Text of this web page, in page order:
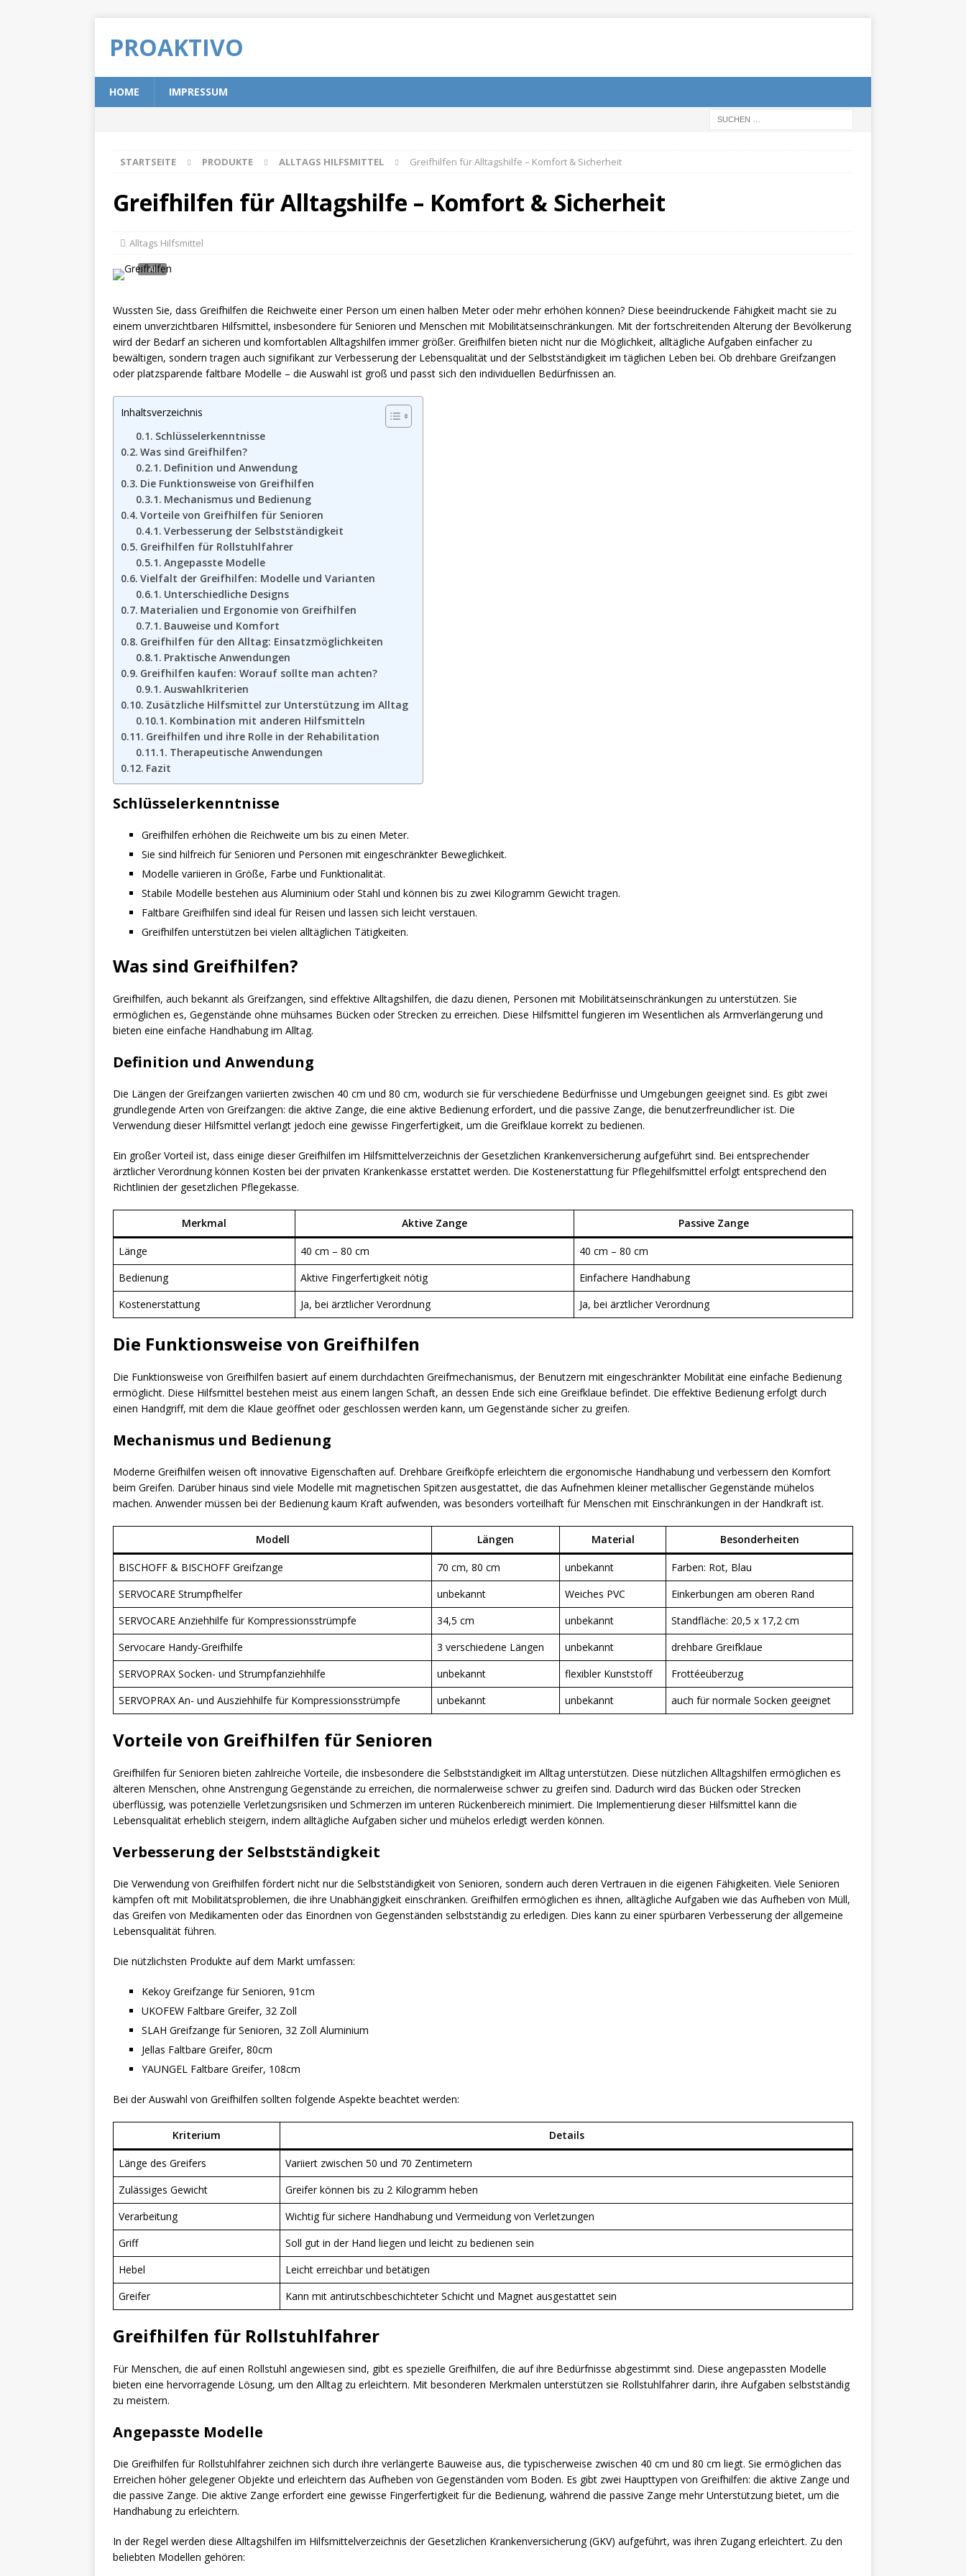
PROAKTIVO
HOME IMPRESSUM
STARTSEITE PRODUKTE ALLTAGS HILFSMITTEL Greifhilfen für Alltagshilfe – Komfort & Sicherheit
Greifhilfen für Alltagshilfe – Komfort & Sicherheit
Alltags Hilfsmittel
Wussten Sie, dass Greifhilfen die Reichweite einer Person um einen halben Meter oder mehr erhöhen können? Diese beeindruckende Fähigkeit macht sie zu
einem unverzichtbaren Hilfsmittel, insbesondere für Senioren und Menschen mit Mobilitätseinschränkungen. Mit der fortschreitenden Alterung der Bevölkerung
wird der Bedarf an sicheren und komfortablen Alltagshilfen immer größer. Greifhilfen bieten nicht nur die Möglichkeit, alltägliche Aufgaben einfacher zu
bewältigen, sondern tragen auch signifikant zur Verbesserung der Lebensqualität und der Selbstständigkeit im täglichen Leben bei. Ob drehbare Greifzangen
oder platzsparende faltbare Modelle – die Auswahl ist groß und passt sich den individuellen Bedürfnissen an.
Inhaltsverzeichnis
Schlüsselerkenntnisse
Was sind Greifhilfen?
Definition und Anwendung
Die Funktionsweise von Greifhilfen
Mechanismus und Bedienung
Vorteile von Greifhilfen für Senioren
Verbesserung der Selbstständigkeit
Greifhilfen für Rollstuhlfahrer
Angepasste Modelle
Vielfalt der Greifhilfen: Modelle und Varianten
Unterschiedliche Designs
Materialien und Ergonomie von Greifhilfen
Bauweise und Komfort
Greifhilfen für den Alltag: Einsatzmöglichkeiten
Praktische Anwendungen
Greifhilfen kaufen: Worauf sollte man achten?
Auswahlkriterien
Zusätzliche Hilfsmittel zur Unterstützung im Alltag
Kombination mit anderen Hilfsmitteln
Greifhilfen und ihre Rolle in der Rehabilitation
Therapeutische Anwendungen
Fazit
Schlüsselerkenntnisse
Greifhilfen erhöhen die Reichweite um bis zu einen Meter.
Sie sind hilfreich für Senioren und Personen mit eingeschränkter Beweglichkeit.
Modelle variieren in Größe, Farbe und Funktionalität.
Stabile Modelle bestehen aus Aluminium oder Stahl und können bis zu zwei Kilogramm Gewicht tragen.
Faltbare Greifhilfen sind ideal für Reisen und lassen sich leicht verstauen.
Greifhilfen unterstützen bei vielen alltäglichen Tätigkeiten.
Was sind Greifhilfen?
Greifhilfen, auch bekannt als Greifzangen, sind effektive Alltagshilfen, die dazu dienen, Personen mit Mobilitätseinschränkungen zu unterstützen. Sie
ermöglichen es, Gegenstände ohne mühsames Bücken oder Strecken zu erreichen. Diese Hilfsmittel fungieren im Wesentlichen als Armverlängerung und
bieten eine einfache Handhabung im Alltag.
Definition und Anwendung
Die Längen der Greifzangen variierten zwischen 40 cm und 80 cm, wodurch sie für verschiedene Bedürfnisse und Umgebungen geeignet sind. Es gibt zwei
grundlegende Arten von Greifzangen: die aktive Zange, die eine aktive Bedienung erfordert, und die passive Zange, die benutzerfreundlicher ist. Die
Verwendung dieser Hilfsmittel verlangt jedoch eine gewisse Fingerfertigkeit, um die Greifklaue korrekt zu bedienen.
Ein großer Vorteil ist, dass einige dieser Greifhilfen im Hilfsmittelverzeichnis der Gesetzlichen Krankenversicherung aufgeführt sind. Bei entsprechender
ärztlicher Verordnung können Kosten bei der privaten Krankenkasse erstattet werden. Die Kostenerstattung für Pflegehilfsmittel erfolgt entsprechend den
Richtlinien der gesetzlichen Pflegekasse.
Merkmal Aktive Zange Passive Zange
Länge 40 cm – 80 cm
40 cm – 80 cm
Bedienung
Aktive Fingerfertigkeit nötig
Einfachere Handhabung
Kostenerstattung
Ja, bei ärztlicher Verordnung Ja, bei ärztlicher Verordnung
Die Funktionsweise von Greifhilfen
Die Funktionsweise von Greifhilfen basiert auf einem durchdachten Greifmechanismus, der Benutzern mit eingeschränkter Mobilität eine einfache Bedienung
ermöglicht. Diese Hilfsmittel bestehen meist aus einem langen Schaft, an dessen Ende sich eine Greifklaue befindet. Die effektive Bedienung erfolgt durch
einen Handgriff, mit dem die Klaue geöffnet oder geschlossen werden kann, um Gegenstände sicher zu greifen.
Mechanismus und Bedienung
Moderne Greifhilfen weisen oft innovative Eigenschaften auf. Drehbare Greifköpfe erleichtern die ergonomische Handhabung und verbessern den Komfort
beim Greifen. Darüber hinaus sind viele Modelle mit magnetischen Spitzen ausgestattet, die das Aufnehmen kleiner metallischer Gegenstände mühelos
machen. Anwender müssen bei der Bedienung kaum Kraft aufwenden, was besonders vorteilhaft für Menschen mit Einschränkungen in der Handkraft ist.
Modell Längen Material Besonderheiten
BISCHOFF & BISCHOFF Greifzange 70 cm, 80 cm unbekannt
Farben: Rot, Blau
SERVOCARE Strumpfhelfer
unbekannt Weiches PVC
Einkerbungen am oberen Rand
SERVOCARE Anziehhilfe für Kompressionsstrümpfe
34,5 cm unbekannt
Standfläche: 20,5 x 17,2 cm
Servocare Handy-Greifhilfe
3 verschiedene Längen unbekannt
drehbare Greifklaue
SERVOPRAX Socken- und Strumpfanziehhilfe
unbekannt flexibler Kunststoff
Frottéeüberzug
SERVOPRAX An- und Ausziehhilfe für Kompressionsstrümpfe
unbekannt unbekannt auch für normale Socken geeignet
Vorteile von Greifhilfen für Senioren
Greifhilfen für Senioren bieten zahlreiche Vorteile, die insbesondere die Selbstständigkeit im Alltag unterstützen. Diese nützlichen Alltagshilfen ermöglichen es
älteren Menschen, ohne Anstrengung Gegenstände zu erreichen, die normalerweise schwer zu greifen sind. Dadurch wird das Bücken oder Strecken
überflüssig, was potenzielle Verletzungsrisiken und Schmerzen im unteren Rückenbereich minimiert. Die Implementierung dieser Hilfsmittel kann die
Lebensqualität erheblich steigern, indem alltägliche Aufgaben sicher und mühelos erledigt werden können.
Verbesserung der Selbstständigkeit
Die Verwendung von Greifhilfen fördert nicht nur die Selbstständigkeit von Senioren, sondern auch deren Vertrauen in die eigenen Fähigkeiten. Viele Senioren
kämpfen oft mit Mobilitätsproblemen, die ihre Unabhängigkeit einschränken. Greifhilfen ermöglichen es ihnen, alltägliche Aufgaben wie das Aufheben von Müll,
das Greifen von Medikamenten oder das Einordnen von Gegenständen selbstständig zu erledigen. Dies kann zu einer spürbaren Verbesserung der allgemeine
Lebensqualität führen.
Die nützlichsten Produkte auf dem Markt umfassen:
Kekoy Greifzange für Senioren, 91cm
UKOFEW Faltbare Greifer, 32 Zoll
SLAH Greifzange für Senioren, 32 Zoll Aluminium
Jellas Faltbare Greifer, 80cm
YAUNGEL Faltbare Greifer, 108cm
Bei der Auswahl von Greifhilfen sollten folgende Aspekte beachtet werden:
Kriterium Details
Länge des Greifers
Variiert zwischen 50 und 70 Zentimetern
Zulässiges Gewicht
Greifer können bis zu 2 Kilogramm heben
Verarbeitung
Wichtig für sichere Handhabung und Vermeidung von Verletzungen
Griff
Soll gut in der Hand liegen und leicht zu bedienen sein
Hebel
Leicht erreichbar und betätigen
Greifer
Kann mit antirutschbeschichteter Schicht und Magnet ausgestattet sein
Greifhilfen für Rollstuhlfahrer
Für Menschen, die auf einen Rollstuhl angewiesen sind, gibt es spezielle Greifhilfen, die auf ihre Bedürfnisse abgestimmt sind. Diese angepassten Modelle
bieten eine hervorragende Lösung, um den Alltag zu erleichtern. Mit besonderen Merkmalen unterstützen sie Rollstuhlfahrer darin, ihre Aufgaben selbstständig
zu meistern.
Angepasste Modelle
Die Greifhilfen für Rollstuhlfahrer zeichnen sich durch ihre verlängerte Bauweise aus, die typischerweise zwischen 40 cm und 80 cm liegt. Sie ermöglichen das
Erreichen höher gelegener Objekte und erleichtern das Aufheben von Gegenständen vom Boden. Es gibt zwei Haupttypen von Greifhilfen: die aktive Zange und
die passive Zange. Die aktive Zange erfordert eine gewisse Fingerfertigkeit für die Bedienung, während die passive Zange mehr Unterstützung bietet, um die
Handhabung zu erleichtern.
In der Regel werden diese Alltagshilfen im Hilfsmittelverzeichnis der Gesetzlichen Krankenversicherung (GKV) aufgeführt, was ihren Zugang erleichtert. Zu den
beliebten Modellen gehören: